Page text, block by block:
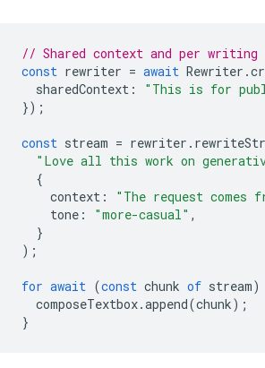
// Shared context and per writing
const rewriter = await Rewriter .
sharedContext :
"This is for
});
const stream = rewriter .
"Love all this work on
{
context :
"The request comes
tone : "more-casual" ,
}
);
for await (const chunk of stream)
composeTextbox.append(chunk);
}